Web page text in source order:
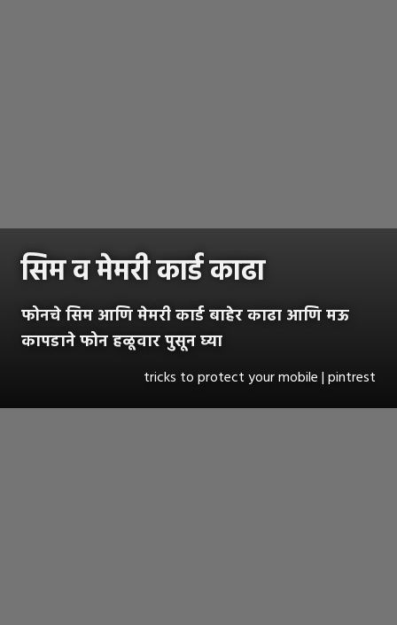
सिम व मेमरी कार्ड काढा
फोनचे सिम आणि मेमरी कार्ड बाहेर काढा आणि मऊ
कापडाने फोन हळूवार पुसून घ्या
tricks to protect your mobile | pintrest